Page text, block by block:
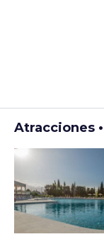
Atracciones •